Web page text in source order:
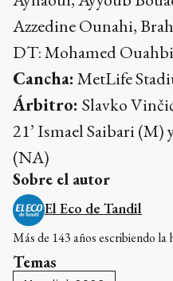
Azzedine Ounahi,
DT: Mohamed
Cancha: MetLife
Árbitro: Slavko
21’ Ismael Saibari (M)
(NA)
Sobre el autor
El Eco de Tandil
Más de 143 años escribiendo la
Temas